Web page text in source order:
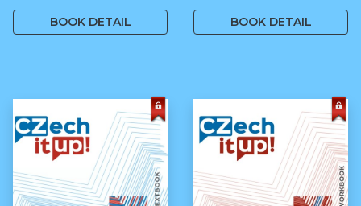
BOOK DETAIL BOOK DETAIL